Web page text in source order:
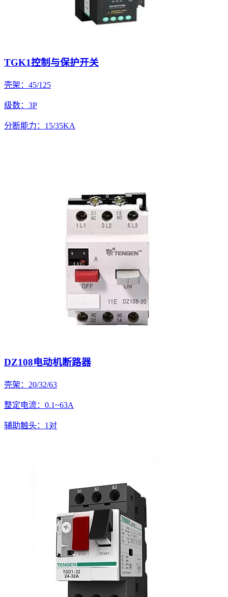
TGK1控制与保护开关
壳架：45/125
级数：3P
分断能力：15/35KA
DZ108电动机断路器
壳架：20/32/63
整定电流：0.1~63A
辅助触头：1对